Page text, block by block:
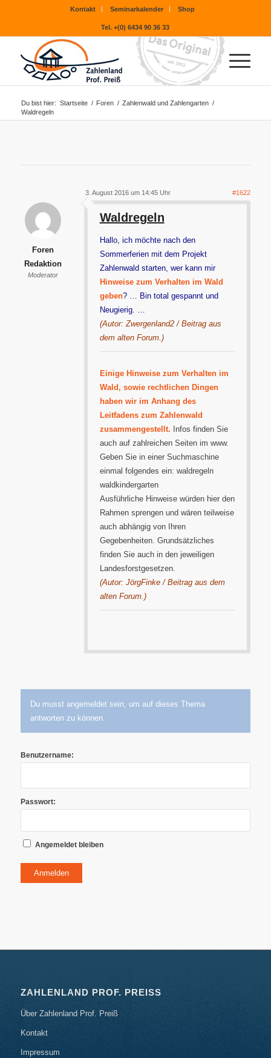
Kontakt Seminarkalender Shop
Tel. +(0) 6434 90 36 33
Du bist hier: Startseite / Foren / Zahlenwald und Zahlengarten /
Waldregeln
3. August 2016 um 14:45 Uhr #1622
Foren
Redaktion
Moderator
Waldregeln
Hallo, ich möchte nach den
Sommerferien mit dem Projekt
Zahlenwald starten, wer kann mir
Hinweise zum Verhalten im Wald
geben? … Bin total gespannt und
Neugierig. …
(Autor: Zwergenland2 / Beitrag aus
dem alten Forum.)
Einige Hinweise zum Verhalten im
Wald, sowie rechtlichen Dingen
haben wir im Anhang des
Leitfadens zum Zahlenwald
zusammengestellt. Infos finden Sie
auch auf zahlreichen Seiten im www.
Geben Sie in einer Suchmaschine
einmal folgendes ein: waldregeln
waldkindergarten
Ausführliche Hinweise würden hier den
Rahmen sprengen und wären teilweise
auch abhängig von Ihren
Gegebenheiten. Grundsätzliches
finden Sie auch in den jeweiligen
Landesforstgesetzen.
(Autor: JörgFinke / Beitrag aus dem
alten Forum.)
Du musst angemeldet sein, um auf dieses Thema
antworten zu können.
Benutzername:
Passwort:
Angemeldet bleiben
Anmelden
ZAHLENLAND PROF. PREISS
Über Zahlenland Prof. Preiß
Kontakt
Impressum